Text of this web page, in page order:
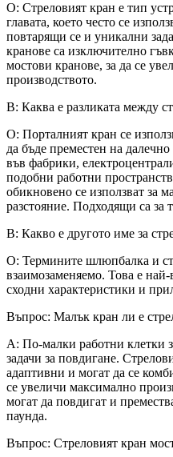
О: Стреловият кран е тип
главата, което често се
повтарящи се и уникални
кранове са изключително
мостови кранове, за да се
производството.
В: Каква е разликата между
О: Порталният кран се
да бъде преместен на
във фабрики,
подобни работни
обикновено се използват за
разстояние. Подходящи са за
В: Какво е другото име за
О: Термините шлюпбалка и
взаимозаменяемо. Това е
сходни характеристики и
Въпрос: Малък кран ли е
A: По-малки работни клетки
задачи за повдигане.
адаптивни и могат да се
се увеличи максимално
могат да повдигат и
паунда.
Въпрос: Стреловият кран